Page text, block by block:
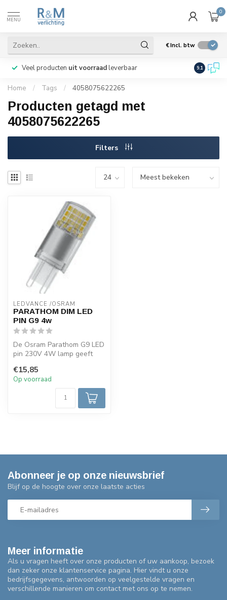
MENU
0
€Incl. btw
Veel producten uit voorraadleverbaar Wij
9.1
Home / Tags / 4058075622265
Producten getagd met
4058075622265
Filters
LEDVANCE /OSRAM
PARATHOM DIM LED
PIN G9 4w
De Osram Parathom G9 LED
pin 230V 4W lamp geeft
van 2...
€15,85
Op voorraad
Meer informatie
Als u vragen heeft over onze producten of uw aankoop, bezoek
dan zeker onze klantenservice pagina. Hier vindt u onze
bedrijfsgegevens, antwoorden op veelgestelde vragen en
verschillende manieren om contact met ons op te nemen.
Abonneer je op onze nieuwsbrief
Blijf op de hoogte over onze laatste acties